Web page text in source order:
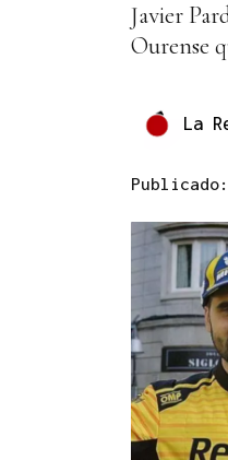
Javier
Ourense
La
Publicado: